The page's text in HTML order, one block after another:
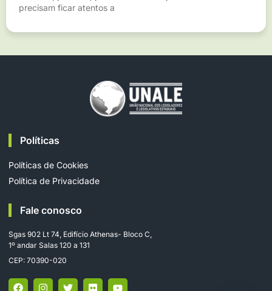
precisam ficar atentos a
Políticas
Políticas de Cookies
Política de Privacidade
Fale conosco
Sgas 902 Lt 74, Edifício Athenas- Bloco C,
1º andar Salas 120 a 131
CEP: 70390-020